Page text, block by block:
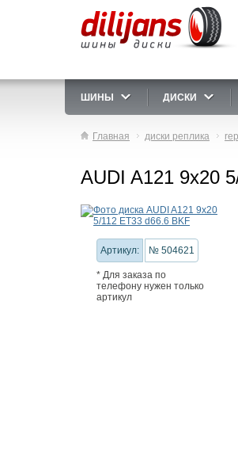
ШИНЫ ДИСКИ
Главная диски реплика
AUDI A121 9x20
Артикул: № 504621
* Для заказа по
телефону нужен только
артикул